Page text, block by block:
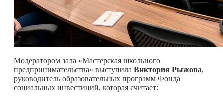
Модератором зала «Мастерская школьного
предпринимательства» выступила Виктория Рыжова,
руководитель образовательных программ Фонда
социальных инвестиций, которая считает: